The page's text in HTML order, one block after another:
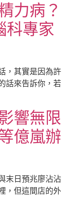
力病？
科專家
，其實是因為許
話來告訴你，若
響無限
億嵐辦
末日預兆廖沾沾
，但這間店的外